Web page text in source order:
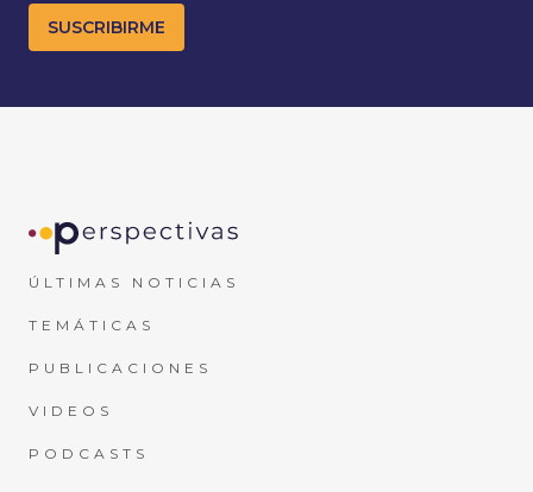
ÚLTIMAS NOTICIAS
TEMÁTICAS
PUBLICACIONES
VIDEOS
PODCASTS